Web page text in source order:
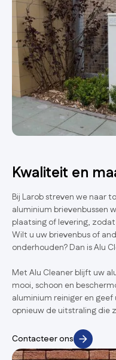
Kwaliteit en
Bij Larob streven we naar
aluminium brievenbussen
plaatsing of levering,
Wilt u uw brievenbus of
onderhouden? Dan is Alu
Met Alu Cleaner blijft uw
mooi, schoon en
aluminium reiniger en
opnieuw de uitstraling die
Contacteer ons